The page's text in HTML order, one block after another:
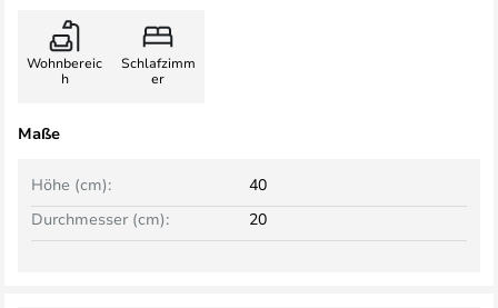
Wohnbereic
h
Schlafzimm
er
Maße
Höhe (cm):
40
Durchmesser (cm):
20